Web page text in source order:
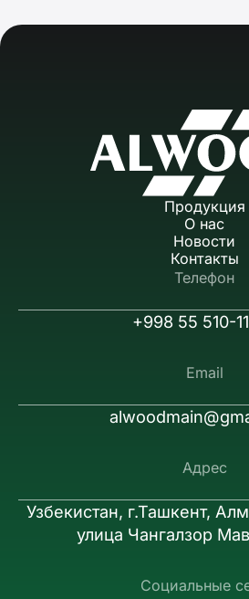
Продукция
О нас
Новости
Контакты
Телефон
+998 55 510-
Email
Адрес
Узбекистан, г.Ташкент,
улица Чангалзор
Социальные